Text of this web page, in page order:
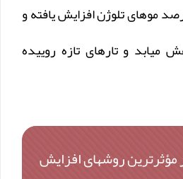
موهای تلوژن افزایش یافته و
و تارهای تازه روییده
مؤثرترین روشهای افزایش